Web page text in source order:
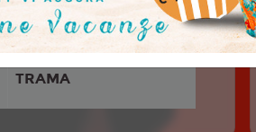
Coulter, Kíla Lord ...
TRAMA